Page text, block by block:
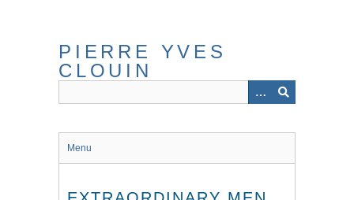
content
PIERRE YVES
CLOUIN
Menu